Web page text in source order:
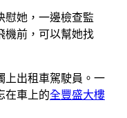
慰她，一邊檢查監
機前，可以幫她找
上出租車駕駛員。一
在車上的全豐盛大樓